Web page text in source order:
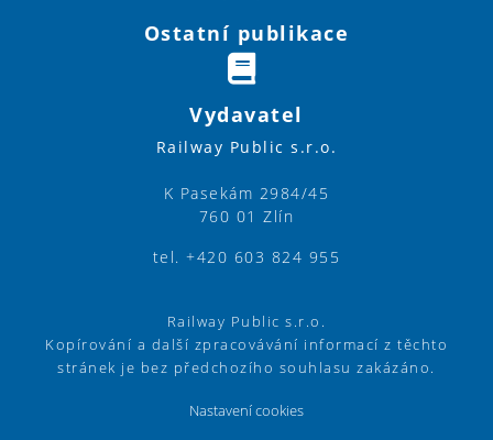
Ostatní publikace
Vydavatel
Railway Public s.r.o.
K Pasekám 2984/45
760 01 Zlín
tel. +420 603 824 955
Railway Public s.r.o.
Kopírování a další zpracovávání informací z těchto
stránek je bez předchozího souhlasu zakázáno.
Nastavení cookies